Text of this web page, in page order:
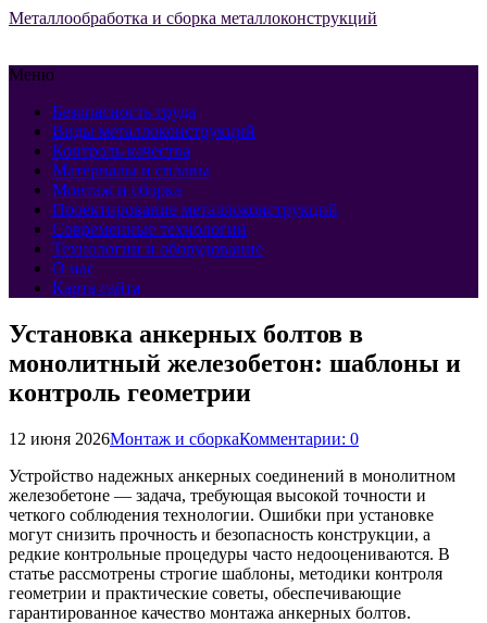
Металлообработка и сборка металлоконструкций
Меню
Безопасность труда
Виды металлоконструкций
Контроль качества
Материалы и сплавы
Монтаж и сборка
Проектирование металлоконструкций
Современные технологии
Технологии и оборудование
О нас
Карта сайта
Установка анкерных болтов в
монолитный железобетон: шаблоны и
контроль геометрии
12 июня 2026Монтаж и сборкаКомментарии: 0
Устройство надежных анкерных соединений в монолитном
железобетоне — задача, требующая высокой точности и
четкого соблюдения технологии. Ошибки при установке
могут снизить прочность и безопасность конструкции, а
редкие контрольные процедуры часто недооцениваются. В
статье рассмотрены строгие шаблоны, методики контроля
геометрии и практические советы, обеспечивающие
гарантированное качество монтажа анкерных болтов.